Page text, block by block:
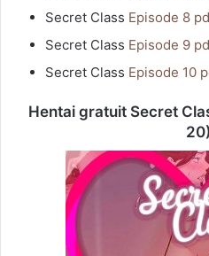
Secret Class Episode 8
Secret Class Episode 9
Secret Class Episode 10
Hentai gratuit Secret
20)